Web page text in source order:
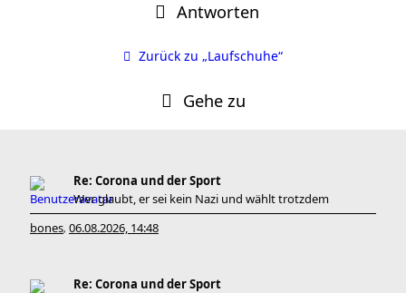
Antworten
Zurück zu „Laufschuhe“
Gehe zu
Re: Corona und der Sport
Wer glaubt, er sei kein Nazi und wählt trotzdem
bones, 06.08.2026, 14:48
Re: Corona und der Sport